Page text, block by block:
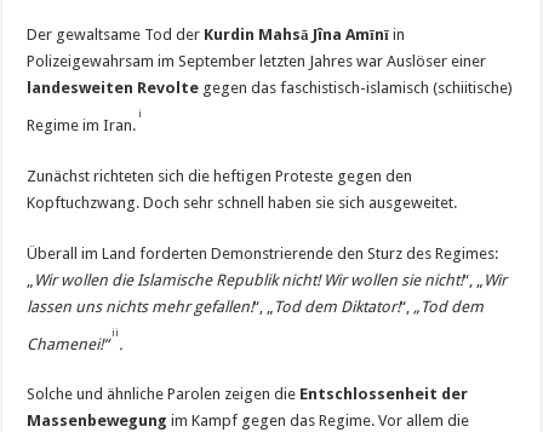
Der gewaltsame Tod der Kurdin Mahsā Jîna Amīnī in
Polizeigewahrsam im September letzten Jahres war Auslöser einer
landesweiten Revolte gegen das faschistisch-islamisch (schiitische)
Regime im Iran.
i
Zunächst richteten sich die heftigen Proteste gegen den
Kopftuchzwang. Doch sehr schnell haben sie sich ausgeweitet.
Überall im Land forderten Demonstrierende den Sturz des Regimes:
Wir wollen die Islamische Republik nicht! Wir wollen sie nicht!“, „
Wir
lassen uns nichts mehr gefallen!“, „ Tod dem Diktator!“, „Tod dem
Chamenei!“
ii
.
Solche und ähnliche Parolen zeigen die Entschlossenheit der
Massenbewegung im Kampf gegen das Regime. Vor allem die